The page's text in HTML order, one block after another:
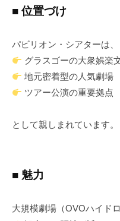
■ 位置づけ
パビリオン・シアターは、
グラスゴーの大衆娯楽
地元密着型の人気劇場
ツアー公演の重要拠点
として親しまれています。
■ 魅力
大規模劇場（OVOハイド